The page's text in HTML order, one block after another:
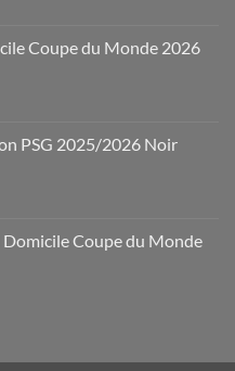
Coupe du Monde 2026
PSG 2025/2026 Noir
Coupe du Monde